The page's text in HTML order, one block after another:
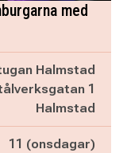
med
Halmstad
1
Halmstad
11 (onsdagar)